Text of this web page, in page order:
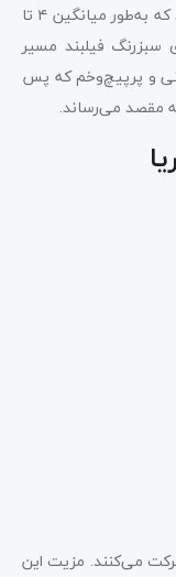
کیلومتر را طی کنید که به‌طور میانگین ۴ تا
سبزرنگ فیلبند مسیر
و پرپیچ‌وخم که پس
مقصد می‌رساند.
می‌کنند. مزیت این